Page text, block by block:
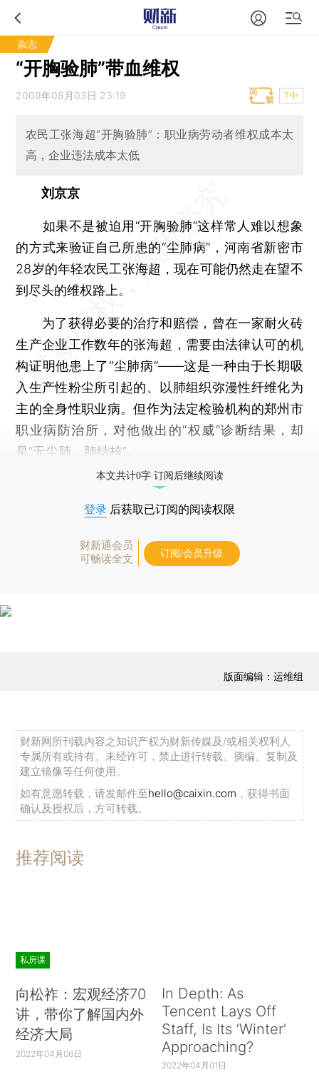
杂志
“开胸验肺”带血维权
2009年08月03日 23:19 T中
农民工张海超“开胸验肺”：职业病劳动者维权成本太
高，企业违法成本太低
刘京京
如果不是被迫用“开胸验肺”这样常人难以想象
的方式来验证自己所患的“尘肺病”，河南省新密市
28岁的年轻农民工张海超，现在可能仍然走在望不
到尽头的维权路上。
为了获得必要的治疗和赔偿，曾在一家耐火砖
生产企业工作数年的张海超，需要由法律认可的机
构证明他患上了“尘肺病”——这是一种由于长期吸
入生产性粉尘所引起的、以肺组织弥漫性纤维化为
主的全身性职业病。但作为法定检验机构的郑州市
职业病防治所，对他做出的“权威”诊断结果，却
是“无尘肺、肺结核”。
本文共计0字 订阅后继续阅读
登录 后获取已订阅的阅读权限
财新通会员
可畅读全文
订阅/会员升级
版面编辑：运维组
财新网所刊载内容之知识产权为财新传媒及/或相关权利人
专属所有或持有。未经许可，禁止进行转载、摘编、复制及
建立镜像等任何使用。
如有意愿转载，请发邮件至hello@caixin.com ，获得书面
确认及授权后，方可转载。
推荐阅读
私房课
向松祚：宏观经济70
讲，带你了解国内外
经济大局
2022年04月06日
In Depth: As
Tencent Lays Off
Staff, Is Its ‘Winter’
Approaching?
2022年04月01日